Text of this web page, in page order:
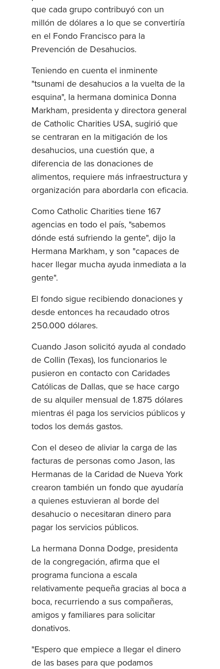
que cada grupo contribuyó con un
millón de dólares a lo que se convertiría
en el Fondo Francisco para la
Prevención de Desahucios.
Teniendo en cuenta el inminente
"tsunami de desahucios a la vuelta de la
esquina", la hermana dominica Donna
Markham, presidenta y directora general
de Catholic Charities USA, sugirió que
se centraran en la mitigación de los
desahucios, una cuestión que, a
diferencia de las donaciones de
alimentos, requiere más infraestructura y
organización para abordarla con eficacia.
Como Catholic Charities tiene 167
agencias en todo el país, "sabemos
dónde está sufriendo la gente", dijo la
Hermana Markham, y son "capaces de
hacer llegar mucha ayuda inmediata a la
gente".
El fondo sigue recibiendo donaciones y
desde entonces ha recaudado otros
250.000 dólares.
Cuando Jason solicitó ayuda al condado
de Collin (Texas), los funcionarios le
pusieron en contacto con Caridades
Católicas de Dallas, que se hace cargo
de su alquiler mensual de 1.875 dólares
mientras él paga los servicios públicos y
todos los demás gastos.
Con el deseo de aliviar la carga de las
facturas de personas como Jason, las
Hermanas de la Caridad de Nueva York
crearon también un fondo que ayudaría
a quienes estuvieran al borde del
desahucio o necesitaran dinero para
pagar los servicios públicos.
La hermana Donna Dodge, presidenta
de la congregación, afirma que el
programa funciona a escala
relativamente pequeña gracias al boca a
boca, recurriendo a sus compañeras,
amigos y familiares para solicitar
donativos.
"Espero que empiece a llegar el dinero
de las bases para que podamos